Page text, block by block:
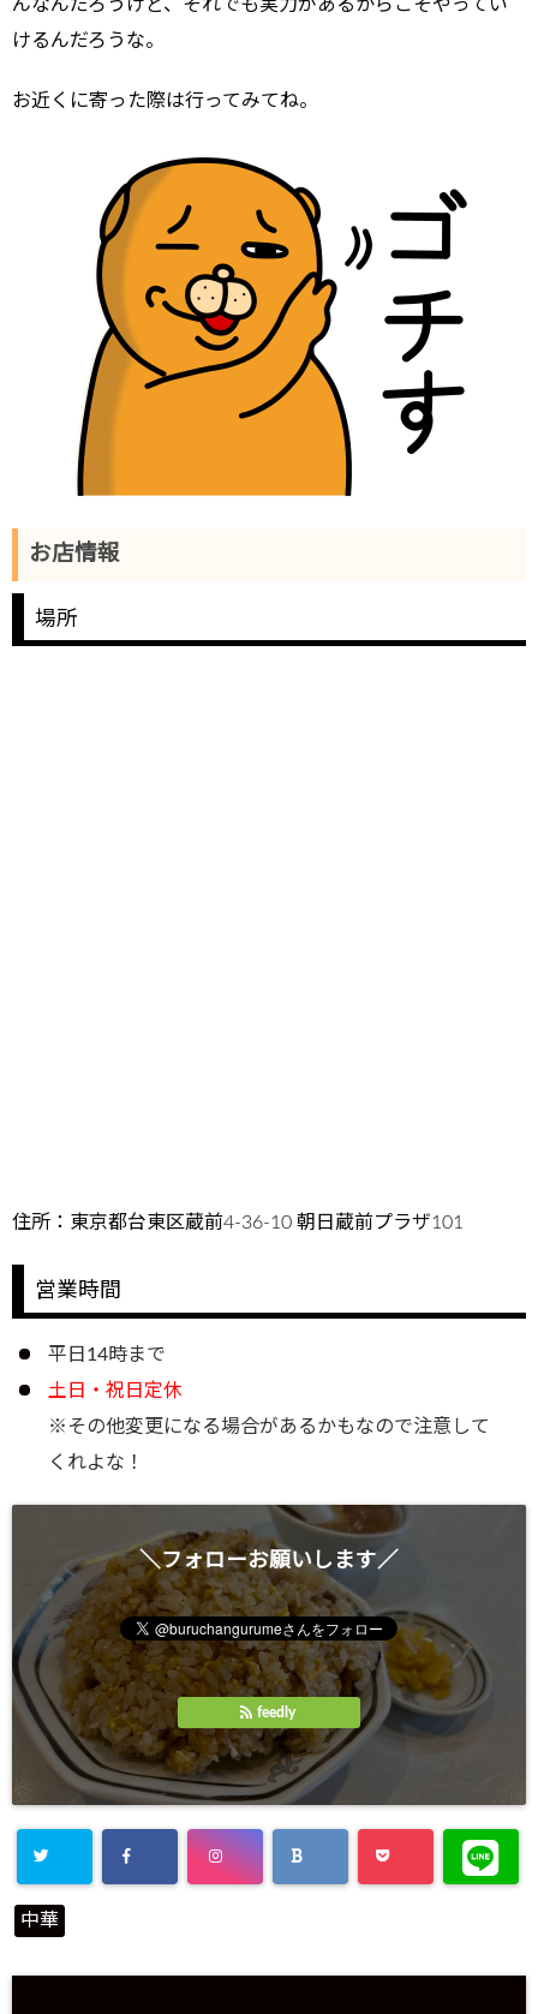
んなんだろうけど、それでも実力があるからこそやってい
けるんだろうな。
お近くに寄った際は行ってみてね。
お店情報
場所
住所：東京都台東区蔵前4-36-10 朝日蔵前プラザ101
営業時間
平日14時まで
土日・祝日定休
※その他変更になる場合があるかもなので注意して
くれよな！
＼フォローお願いします／
feedly
中華